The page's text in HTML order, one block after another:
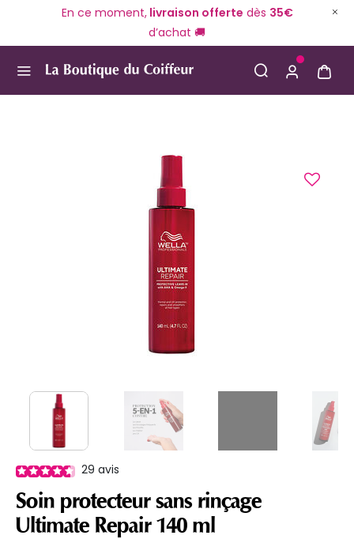
En ce moment,livraison offerte dès 35€
d’achat 🚚
29 avis
Soin protecteur sans rinçage
Ultimate Repair 140 ml